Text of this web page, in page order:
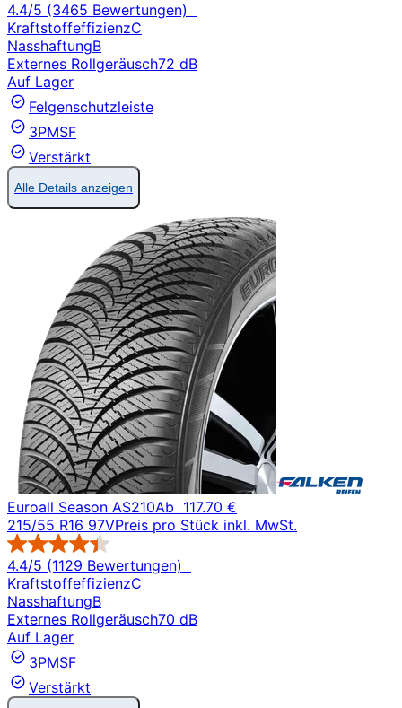
4.4/5 (3465 Bewertungen)
KraftstoffeffizienzC
NasshaftungB
Externes Rollgeräusch72 dB
Auf Lager
Felgenschutzleiste
3PMSF
Verstärkt
Alle Details anzeigen
Euroall Season AS210Ab 117.70 €
215/55 R16 97VPreis pro Stück inkl. MwSt.
4.4/5 (1129 Bewertungen)
KraftstoffeffizienzC
NasshaftungB
Externes Rollgeräusch70 dB
Auf Lager
3PMSF
Verstärkt